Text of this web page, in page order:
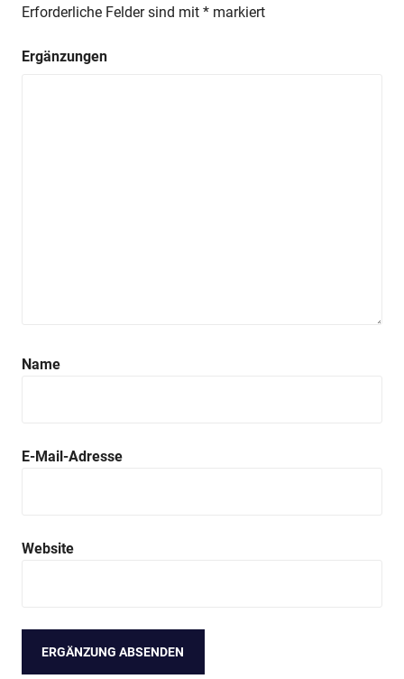
Erforderliche Felder sind mit * markiert
Ergänzungen
Name
E-Mail-Adresse
Website